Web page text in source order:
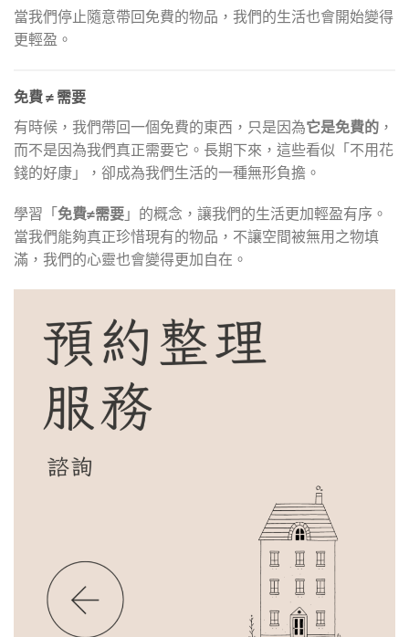
當我們停止隨意帶回免費的物品，我們的生活也會開始變得
更輕盈。
免費 ≠ 需要
有時候，我們帶回一個免費的東西，只是因為它是免費的 ，
而不是因為我們真正需要它。長期下來，這些看似「不用花
錢的好康」，卻成為我們生活的一種無形負擔。
學習「 免費≠需要 」的概念，讓我們的生活更加輕盈有序。
當我們能夠真正珍惜現有的物品，不讓空間被無用之物填
滿，我們的心靈也會變得更加自在。